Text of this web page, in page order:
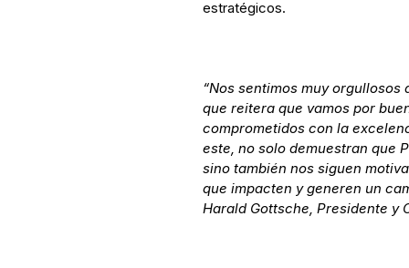
estratégicos.
“Nos sentimos muy
que reitera que vamos por
comprometidos con la
este, no solo demuestran que
sino también nos siguen
que impacten y generen un
Harald Gottsche, Presidente y